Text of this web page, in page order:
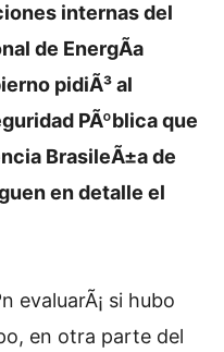
internas del
de EnergÃ­a
pidiÃ³ al
PÃºblica que
BrasileÃ±a de
en detalle el
evaluarÃ¡ si hubo
en otra parte del